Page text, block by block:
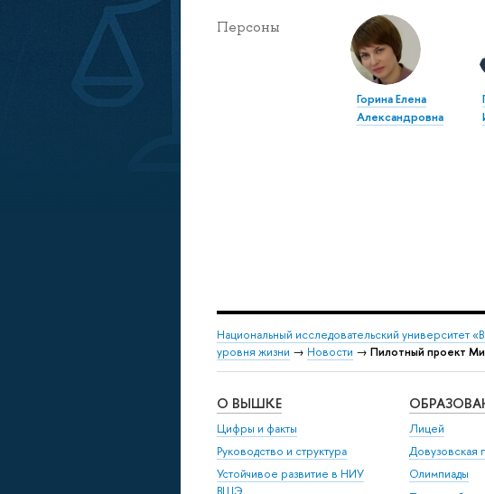
Персоны
Горина Елена
Александровна
Национальный исследовательский университет
уровня жизни → Новости → Пилотный проект
О ВЫШКЕ
Цифры и факты
Руководство и структура
Устойчивое развитие в НИУ
Лицей
Довузовская
Олимпиады